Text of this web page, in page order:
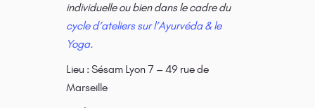
individuelle ou bien dans le cadre du
cycle d’ateliers sur l’Ayurvéda & le
Yoga.
Lieu : Sésam Lyon 7 – 49 rue de
Marseille